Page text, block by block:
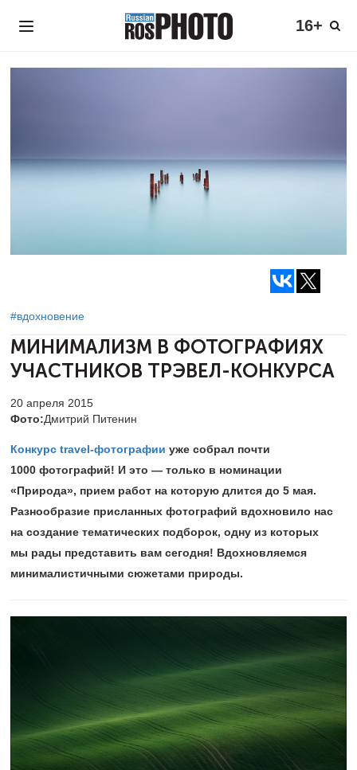
16+
#вдохновение
МИНИМАЛИЗМ В ФОТОГРАФИЯХ
УЧАСТНИКОВ ТРЭВЕЛ-КОНКУРСА
20 апреля 2015
Фото:Дмитрий Питенин
Конкурс travel-фотографии уже собрал почти
1000 фотографий! И это — только в номинации
«Природа», прием работ на которую длится до 5 мая.
Разнообразие присланных фотографий вдохновило нас
на создание тематических подборок, одну из которых
мы рады представить вам сегодня! Вдохновляемся
минималистичными сюжетами природы.